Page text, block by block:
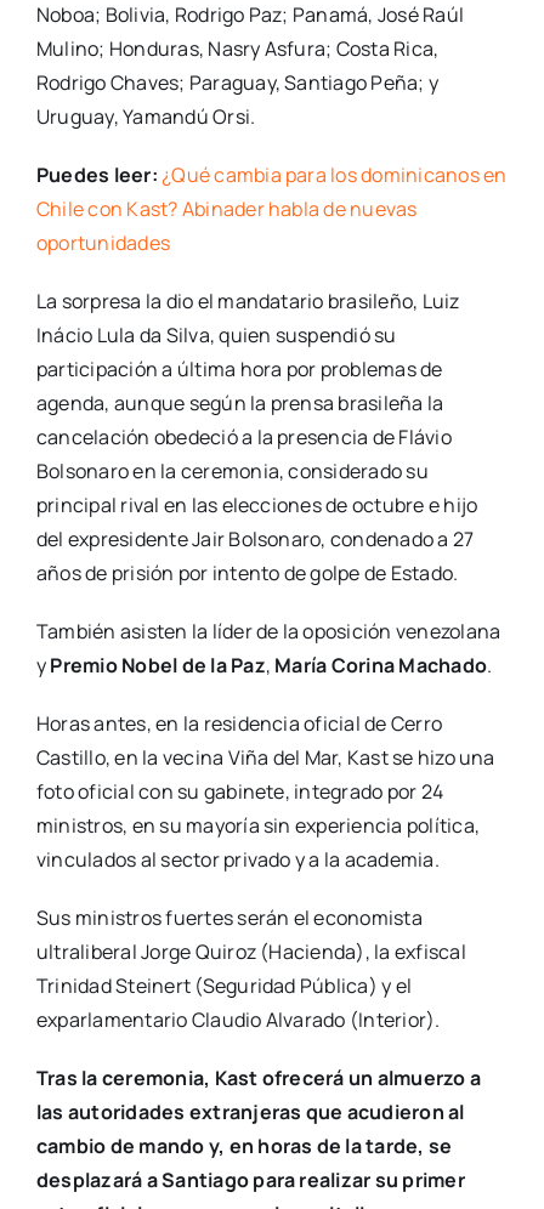
Noboa; Bolivia, Rodrigo Paz; Panamá, José Raúl
Mulino; Honduras, Nasry Asfura; Costa Rica,
Rodrigo Chaves; Paraguay, Santiago Peña; y
Uruguay, Yamandú Orsi.
Puedes leer: ¿Qué cambia para los dominicanos en
Chile con Kast? Abinader habla de nuevas
oportunidades
La sorpresa la dio el mandatario brasileño, Luiz
Inácio Lula da Silva, quien suspendió su
participación a última hora por problemas de
agenda, aunque según la prensa brasileña la
cancelación obedeció a la presencia de Flávio
Bolsonaro en la ceremonia, considerado su
principal rival en las elecciones de octubre e hijo
del expresidente Jair Bolsonaro, condenado a 27
años de prisión por intento de golpe de Estado.
También asisten la líder de la oposición venezolana
yPremio Nobel de la Paz, María Corina Machado.
Horas antes, en la residencia oficial de Cerro
Castillo, en la vecina Viña del Mar, Kast se hizo una
foto oficial con su gabinete, integrado por 24
ministros, en su mayoría sin experiencia política,
vinculados al sector privado y a la academia.
Sus ministros fuertes serán el economista
ultraliberal Jorge Quiroz (Hacienda), la exfiscal
Trinidad Steinert (Seguridad Pública) y el
exparlamentario Claudio Alvarado (Interior).
Tras la ceremonia, Kast ofrecerá un almuerzo a
las autoridades extranjeras que acudieron al
cambio de mando y, en horas de la tarde, se
desplazará a Santiago para realizar su primer